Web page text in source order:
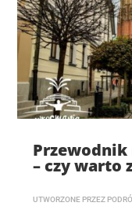
– czy warto
UTWORZONE PRZEZ